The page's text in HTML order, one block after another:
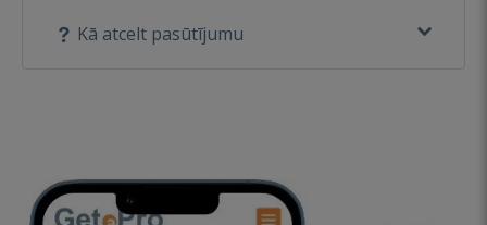
Kā atcelt pasūtījumu